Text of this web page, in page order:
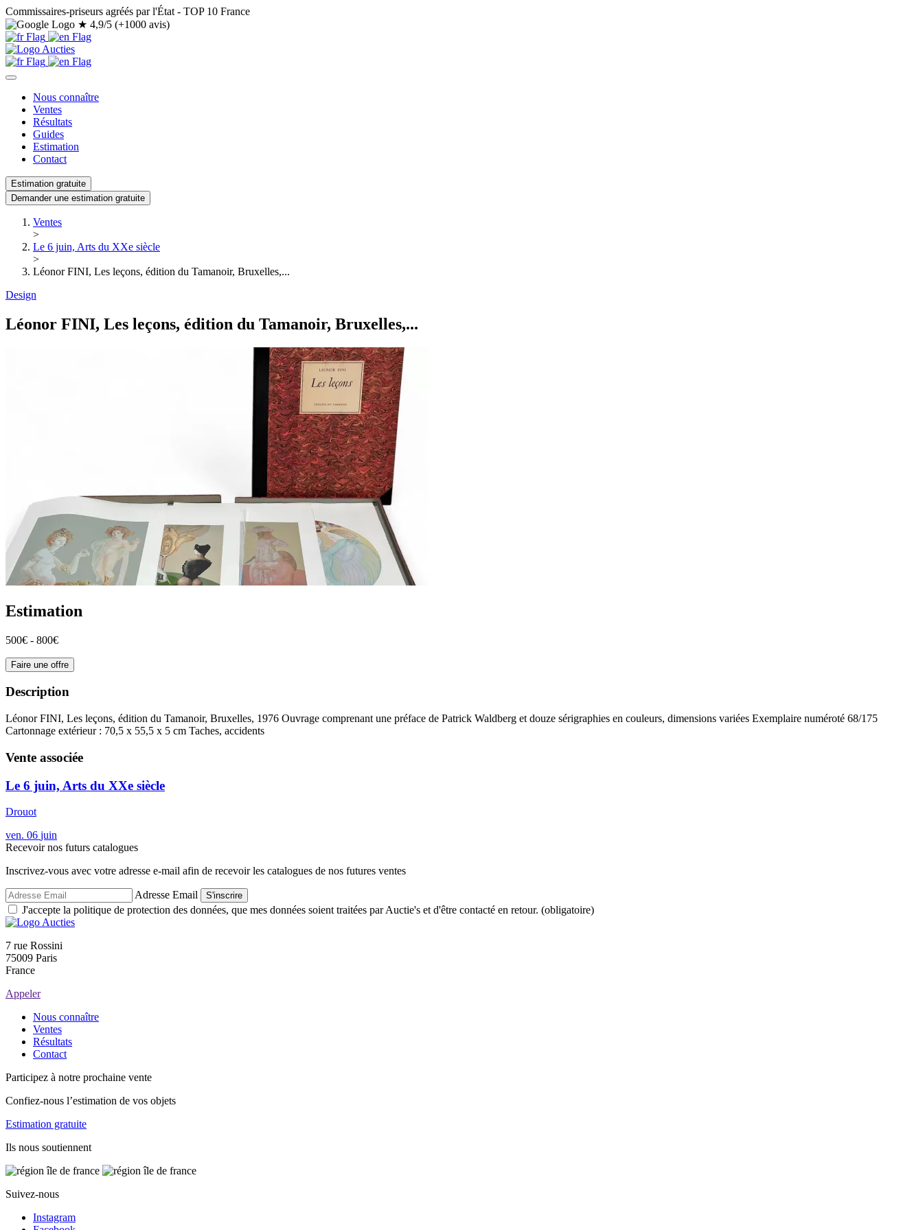
Commissaires-priseurs agréés par l'État - TOP 10 France
★ 4,9/5 (+1000 avis)
Nous connaître
Ventes
Résultats
Guides
Estimation
Contact
Estimation gratuite
Demander une estimation gratuite
Ventes
>
Le 6 juin, Arts du XXe siècle
>
Léonor FINI, Les leçons, édition du Tamanoir, Bruxelles,...
Design
Léonor FINI, Les leçons, édition du Tamanoir, Bruxelles,...
Estimation
500€ - 800€
Faire une offre
Description
Léonor FINI, Les leçons, édition du Tamanoir, Bruxelles, 1976 Ouvrage comprenant une préface de Patrick Waldberg et douze sérigraphies en couleurs, dimensions variées Exemplaire numéroté 68/175
Cartonnage extérieur : 70,5 x 55,5 x 5 cm Taches, accidents
Vente associée
Le 6 juin, Arts du XXe siècle
Drouot
ven. 06 juin
Recevoir nos futurs catalogues
Inscrivez-vous avec votre adresse e-mail afin de recevoir les catalogues de nos futures ventes
Adresse Email S'inscrire
J'accepte la politique de protection des données, que mes données soient traitées par Auctie's et d'être contacté en retour. (obligatoire)
7 rue Rossini
75009 Paris
France
Appeler
Nous connaître
Ventes
Résultats
Contact
Participez à notre prochaine vente
Confiez-nous l’estimation de vos objets
Estimation gratuite
Ils nous soutiennent
Suivez-nous
Instagram